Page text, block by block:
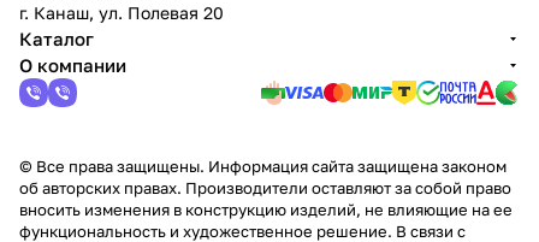
г. Канаш, ул. Полевая 20
Каталог
О компании
© Все права защищены. Информация сайта защищена законом
об авторских правах. Производители оставляют за собой право
вносить изменения в конструкцию изделий, не влияющие на ее
функциональность и художественное решение. В связи с